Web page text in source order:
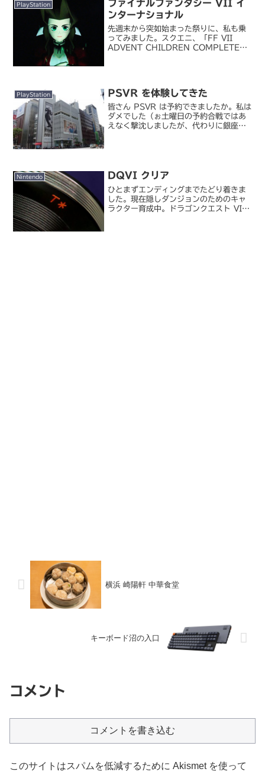
PlayStation
ファイナルファンタジー VII イ
ンターナショナル
先週末から突如始まった祭りに、私も乗
ってみました。スクエニ、「FF VII
ADVENT CHILDREN COMPLETE」
PlayStation PSVR を体験してきた
皆さん PSVR は予約できましたか。私は
ダメでした（ぉ土曜日の予約合戦ではあ
えなく撃沈しましたが、代わりに銀座ソ
Nintendo DQVI クリア
ひとまずエンディングまでたどり着きま
した。現在隠しダンジョンのためのキャ
ラクター育成中。ドラゴンクエスト VI
横浜 崎陽軒 中華食堂
キーボード沼の入口
コメント
コメントを書き込む
このサイトはスパムを低減するために Akismet を使って